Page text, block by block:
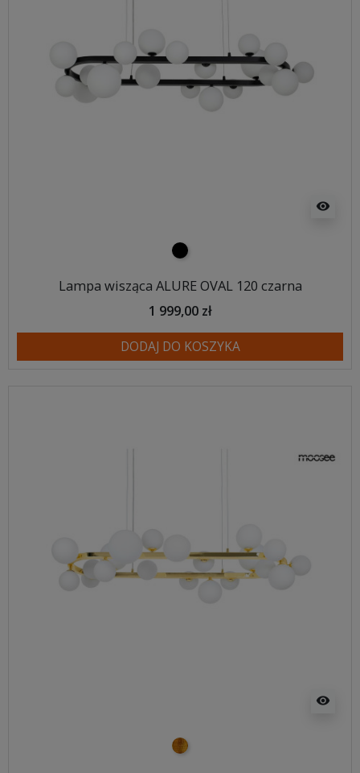
visibility
czarny
Lampa wisząca ALURE OVAL 120 czarna
1 999,00 zł
DODAJ DO KOSZYKA
visibility
złoty